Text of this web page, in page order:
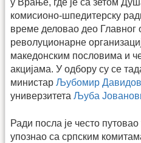
у Врање, где је са зетом
комисионо-шпедитерску
време деловао део Главног
револуционарне
македонским пословима и
акцијама. У одбору су се
министар Љубомир
универзитета Љуба
Ради посла је често
упознао са српским